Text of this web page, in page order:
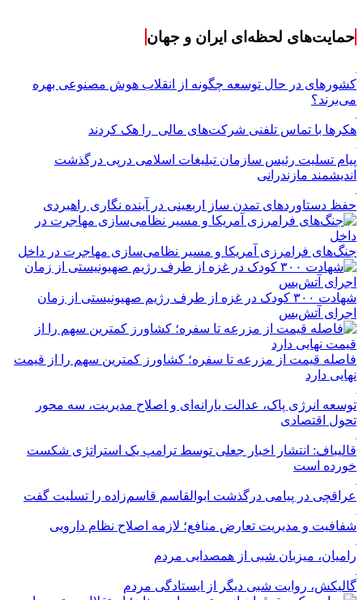
حمایت‌های لحظه‌ای ایران و جهان
کشورهای در حال توسعه چگونه از انقلاب هوش مصنوعی بهره
می‌برند؟
هکرها با تماس تلفنی شرکت‌های مالی را هک کردند
پیام تسلیت رئیس سازمان تبلیغات اسلامی درپی درگذشت
اندیشمند مازندرانی
حفظ دستاوردهای تمدن ساز اربعینی در آینده نگاری راهبردی
جنگ‌های فرامرزی آمریکا و مسیر نظامی‌سازی مهاجرت در داخل
شهادت ۳۰۰ کودک در غزه از طرف رژیم صهیونیستی از زمان
اجرای آتش‌بس
فاصله قیمت از مزرعه تا سفره؛ کشاورز کمترین سهم را از قیمت
نهایی دارد
توسعه انرژی پاک، عدالت یارانه‌ای و اصلاح مدیریت، سه محور
تحول اقتصادی
قالیباف: انتشار اخبار جعلی توسط ترامپ یک استراتژی شکست
خورده است
عراقچی در پیامی درگذشت ابوالقاسم قاسم‌زاده را تسلیت گفت
شفافیت و مدیریت تعارض منافع؛ لازمه اصلاح نظام دارویی
رامیان، میزبان شبی از همصدایی مردم
گالیکش، روایت شبی دیگر از ایستادگی مردم